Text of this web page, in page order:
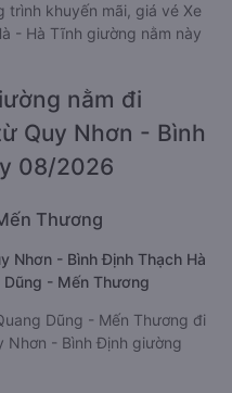
trình khuyến mãi, giá vé Xe
- Hà Tĩnh giường nằm này
nằm đi
Quy Nhơn - Bình
08/2026
Thương
Nhơn - Bình Định Thạch Hà
Dũng - Mến Thương
Dũng - Mến Thương đi
Nhơn - Bình Định giường